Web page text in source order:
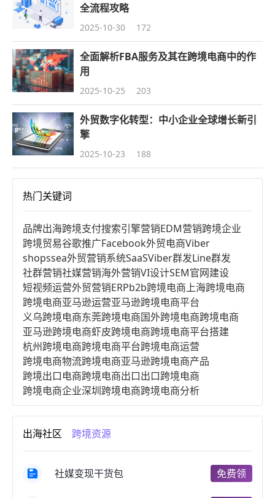
全流程攻略
2025-10-30 172
全面解析FBA服务及其在跨境电商中的作
用
2025-10-25 203
外贸数字化转型：中小企业全球增长新引
擎
2025-10-23 188
热门关键词
品牌出海跨境支付搜索引擎营销EDM营销跨境企业
跨境贸易谷歌推广Facebook外贸电商Viber
shopssea外贸营销系统SaaSViber群发Line群发
社群营销社媒营销海外营销VI设计SEM官网建设
短视频运营外贸营销ERPb2b跨境电商上海跨境电商
跨境电商亚马逊运营亚马逊跨境电商平台
义乌跨境电商东莞跨境电商国外跨境电商跨境电商
亚马逊跨境电商虾皮跨境电商跨境电商平台搭建
杭州跨境电商跨境电商平台跨境电商运营
跨境电商物流跨境电商亚马逊跨境电商产品
跨境出口电商跨境电商出口出口跨境电商
跨境电商企业深圳跨境电商跨境电商分析
进口跨境电商跨境电商服务广州跨境电商
跨境电商市场跨境电商创业跨境电商注册
跨境电商开店跨境电商营销
跨境电商商品个人跨境电商跨境电商案例
郑州跨境电商跨境电商趋势
出海社区 跨境资源
社媒变现干货包 免费领